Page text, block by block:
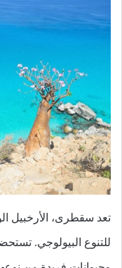
تعد سقطرى، الأرخبيل
للتنوع البيولوجي.